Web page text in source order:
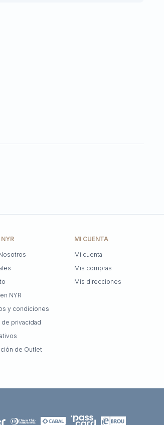
NYR
NYR
y condiciones
de privacidad
de Outlet
MI CUENTA
Mi cuenta
Mis compras
Mis direcciones